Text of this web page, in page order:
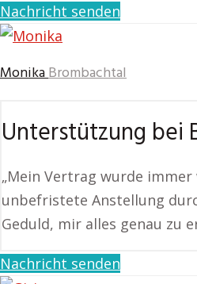
Nachricht senden
MonikaBrombachtal
Unterstützung bei
„Mein Vertrag wurde
unbefristete Anstellung
Geduld, mir alles genau zu
Nachricht senden